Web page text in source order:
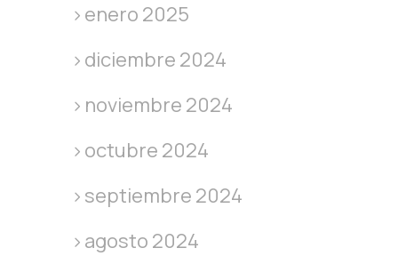
enero 2025
diciembre 2024
noviembre 2024
octubre 2024
septiembre 2024
agosto 2024